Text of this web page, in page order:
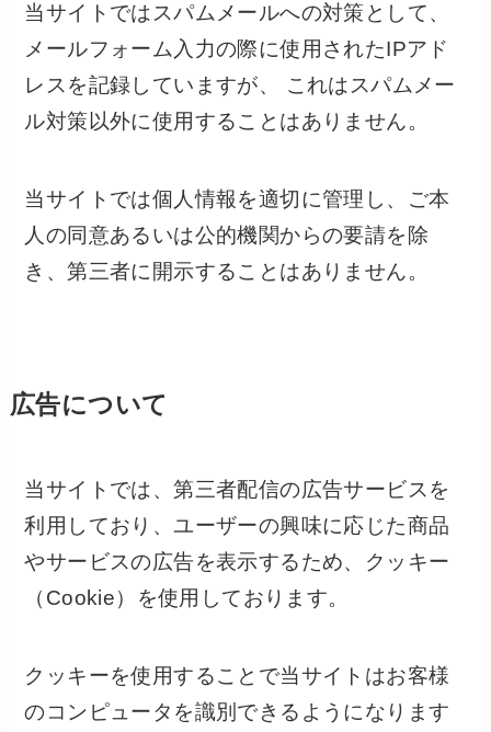
当サイトではスパムメールへの対策として、
メールフォーム入力の際に使用されたIPアド
レスを記録していますが、 これはスパムメー
ル対策以外に使用することはありません。
当サイトでは個人情報を適切に管理し、ご本
人の同意あるいは公的機関からの要請を除
き、第三者に開示することはありません。
広告について
当サイトでは、第三者配信の広告サービスを
利用しており、ユーザーの興味に応じた商品
やサービスの広告を表示するため、クッキー
（Cookie）を使用しております。
クッキーを使用することで当サイトはお客様
のコンピュータを識別できるようになります